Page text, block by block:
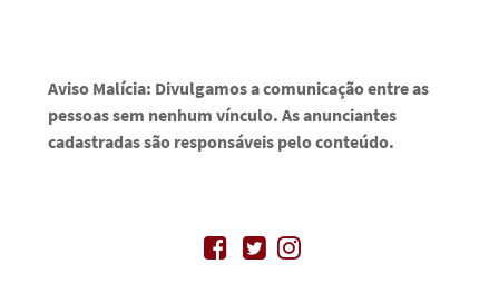
Aviso Malícia: Divulgamos a comunicação entre as
pessoas sem nenhum vínculo. As anunciantes
cadastradas são responsáveis pelo conteúdo.